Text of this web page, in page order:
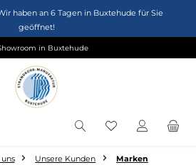
haben an 6 Tagen in Buxtehude für Sie
geöffnet!
in Buxtehude
Du hast 0
Unsere Kunden Marken